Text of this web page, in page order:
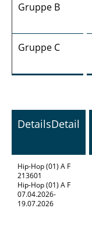
Gruppe B
Gruppe C
DetailsDetail
Hip-Hop(01) A F
213601
Hip-Hop (01) A F
07.04.2026-
19.07.2026